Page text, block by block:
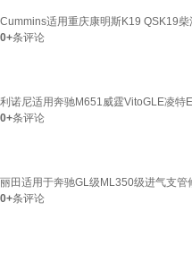
Cummins适用重庆康明斯K19 QSK19
0+条评论
利诺尼适用奔驰M651威霆VitoGLE凌特
0+条评论
丽田适用于奔驰GL级ML350级进气支
0+条评论